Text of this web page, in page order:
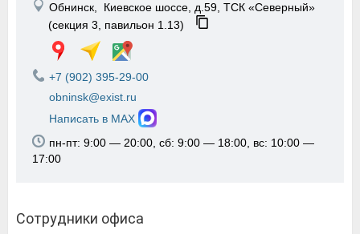
Обнинск, Киевское шоссе, д.59, ТСК «Северный»
(секция 3, павильон 1.13)
+7 (902) 395-29-00
obninsk@exist.ru
Написать в MAX
пн-пт: 9:00 — 20:00, сб: 9:00 — 18:00, вс: 10:00 —
17:00
Сотрудники офиса